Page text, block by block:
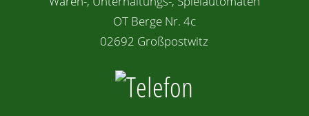
OT Berge Nr. 4c
02692 Großpostwitz